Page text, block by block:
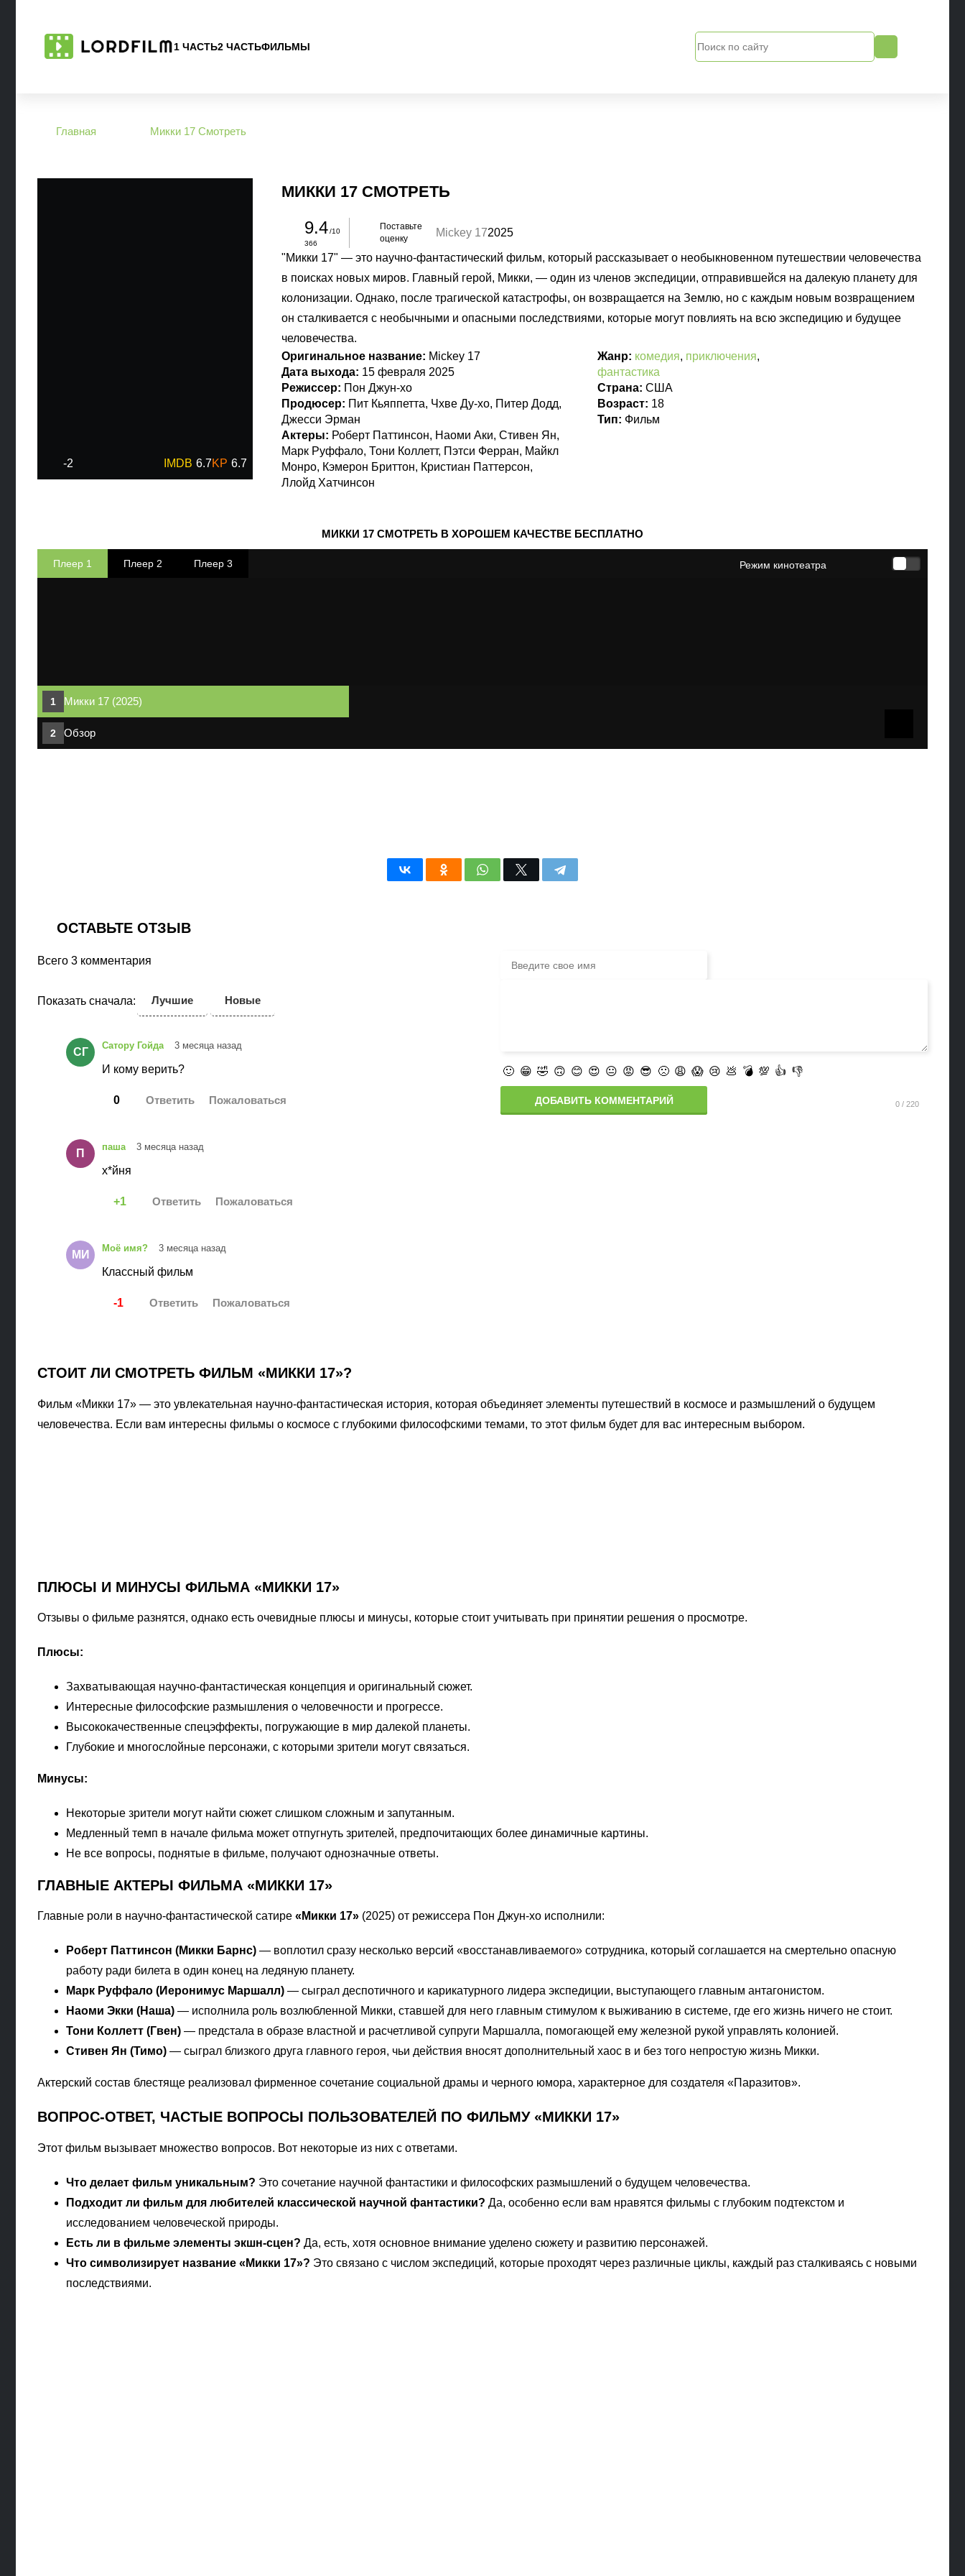
1 ЧАСТЬ2 ЧАСТЬФИЛЬМЫ
Главная Микки 17 Смотреть
-2 6.7 6.7
МИККИ 17 СМОТРЕТЬ
9.4 /10
366
Поставьте
оценку
Mickey 172025
"Микки 17" — это научно-фантастический фильм, который рассказывает о необыкновенном путешествии человечества
в поисках новых миров. Главный герой, Микки, — один из членов экспедиции, отправившейся на далекую планету для
колонизации. Однако, после трагической катастрофы, он возвращается на Землю, но с каждым новым возвращением
он сталкивается с необычными и опасными последствиями, которые могут повлиять на всю экспедицию и будущее
человечества.
Оригинальное название: Mickey 17
Дата выхода: 15 февраля 2025
Режиссер: Пон Джун-хо
Продюсер: Пит Кьяппетта, Чхве Ду-хо, Питер Додд,
Джесси Эрман
Актеры: Роберт Паттинсон, Наоми Аки, Стивен Ян,
Марк Руффало, Тони Коллетт, Пэтси Ферран, Майкл
Монро, Кэмерон Бриттон, Кристиан Паттерсон,
Ллойд Хатчинсон
Жанр: комедия, приключения,
фантастика
Страна:США
Возраст: 18
Тип: Фильм
МИККИ 17 СМОТРЕТЬ В ХОРОШЕМ КАЧЕСТВЕ БЕСПЛАТНО
Плеер 1 Плеер 2 Плеер 3
Микки 17 (2025)
Обзор
ОСТАВЬТЕ ОТЗЫВ
🙂 😁 🤣 🙃 😊 😍 😐 😡 😎 🙁 😩 😱 😢 💩 💣 💯 👍 👎
ДОБАВИТЬ КОММЕНТАРИЙ
Всего 3 комментария
Показать сначала: Лучшие Новые
СГ
Сатору Гойда 3 месяца назад
И кому верить?
0
П
паша 3 месяца назад
х*йня
1
МИ
Моё имя? 3 месяца назад
Классный фильм
-1
СТОИТ ЛИ СМОТРЕТЬ ФИЛЬМ «МИККИ 17»?
Фильм «Микки 17» — это увлекательная научно-фантастическая история, которая объединяет элементы путешествий в космосе и размышлений о будущем
человечества. Если вам интересны фильмы о космосе с глубокими философскими темами, то этот фильм будет для вас интересным выбором.
ПЛЮСЫ И МИНУСЫ ФИЛЬМА «МИККИ 17»
Отзывы о фильме разнятся, однако есть очевидные плюсы и минусы, которые стоит учитывать при принятии решения о просмотре.
Плюсы:
Захватывающая научно-фантастическая концепция и оригинальный сюжет.
Интересные философские размышления о человечности и прогрессе.
Высококачественные спецэффекты, погружающие в мир далекой планеты.
Глубокие и многослойные персонажи, с которыми зрители могут связаться.
Минусы:
Некоторые зрители могут найти сюжет слишком сложным и запутанным.
Медленный темп в начале фильма может отпугнуть зрителей, предпочитающих более динамичные картины.
Не все вопросы, поднятые в фильме, получают однозначные ответы.
ГЛАВНЫЕ АКТЕРЫ ФИЛЬМА «МИККИ 17»
Главные роли в научно-фантастической сатире «Микки 17» (2025) от режиссера Пон Джун-хо исполнили:
Роберт Паттинсон (Микки Барнс) — воплотил сразу несколько версий «восстанавливаемого» сотрудника, который соглашается на смертельно опасную
работу ради билета в один конец на ледяную планету.
Марк Руффало (Иеронимус Маршалл) — сыграл деспотичного и карикатурного лидера экспедиции, выступающего главным антагонистом.
Наоми Экки (Наша) — исполнила роль возлюбленной Микки, ставшей для него главным стимулом к выживанию в системе, где его жизнь ничего не стоит.
Тони Коллетт (Гвен) — предстала в образе властной и расчетливой супруги Маршалла, помогающей ему железной рукой управлять колонией.
Стивен Ян (Тимо) — сыграл близкого друга главного героя, чьи действия вносят дополнительный хаос в и без того непростую жизнь Микки.
Актерский состав блестяще реализовал фирменное сочетание социальной драмы и черного юмора, характерное для создателя «Паразитов».
ВОПРОС-ОТВЕТ, ЧАСТЫЕ ВОПРОСЫ ПОЛЬЗОВАТЕЛЕЙ ПО ФИЛЬМУ «МИККИ 17»
Этот фильм вызывает множество вопросов. Вот некоторые из них с ответами.
Что делает фильм уникальным? Это сочетание научной фантастики и философских размышлений о будущем человечества.
Подходит ли фильм для любителей классической научной фантастики? Да, особенно если вам нравятся фильмы с глубоким подтекстом и
исследованием человеческой природы.
Есть ли в фильме элементы экшн-сцен? Да, есть, хотя основное внимание уделено сюжету и развитию персонажей.
Что символизирует название «Микки 17»? Это связано с числом экспедиций, которые проходят через различные циклы, каждый раз сталкиваясь с новыми
последствиями.